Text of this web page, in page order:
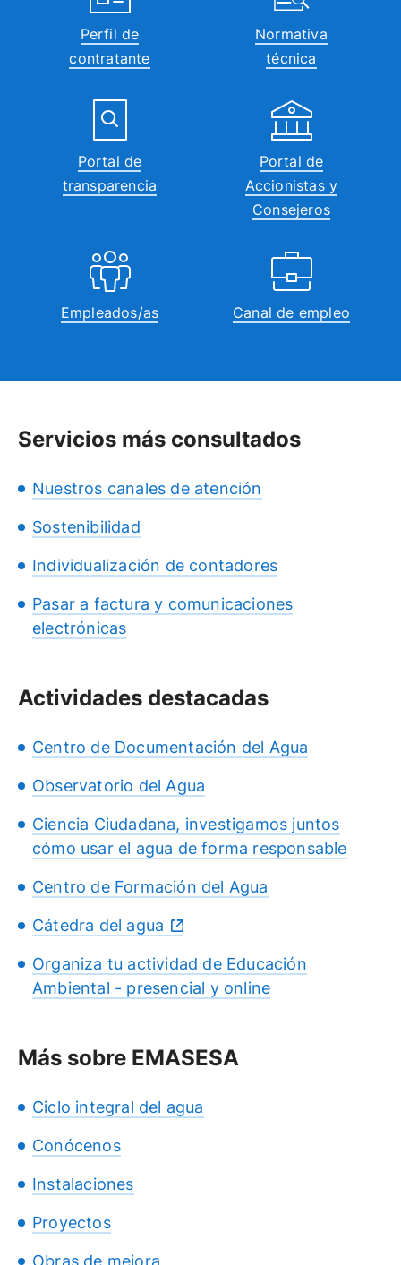
Perfil de
contratante
Normativa
técnica
Portal de
transparencia
Portal de
Accionistas y
Consejeros
Empleados/as Canal de empleo
Servicios más consultados
Nuestros canales de atención
Sostenibilidad
Individualización de contadores
Pasar a factura y comunicaciones
electrónicas
Actividades destacadas
Centro de Documentación del Agua
Observatorio del Agua
Ciencia Ciudadana, investigamos juntos
cómo usar el agua de forma responsable
Centro de Formación del Agua
Cátedra del agua
Organiza tu actividad de Educación
Ambiental - presencial y online
Más sobre EMASESA
Ciclo integral del agua
Conócenos
Instalaciones
Proyectos
Obras de mejora